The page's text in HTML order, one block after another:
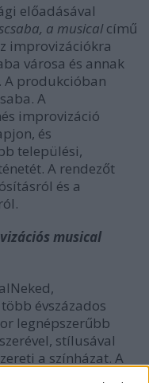
előadásával
a musicalcímű
improvizációkra
városa és annak
A produkcióban
A
improvizáció
és
települési,
A rendezőt
és a
musical
évszázados
legnépszerűbb
stílusával
a színházat. A